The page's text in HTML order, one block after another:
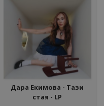
Дара Екимова - Тази
стая - LP